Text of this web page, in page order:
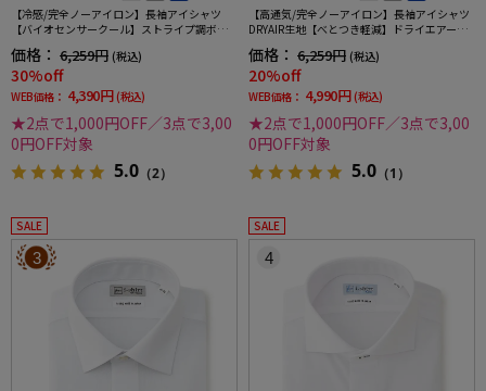
【冷感/完全ノーアイロン】長袖アイシャツ
【バイオセンサークール】ストライプ調ボタ
ンダウンストライプ形態安定ストレッチ防汚
効果吸汗速乾ワイシャツ春夏
価格： 6,259円 (税込)
30%off
WEB価格： 4,390円 (税込)
★2点で1,000円OFF／3点で3,00
0円OFF対象
5.0 （2）
【高通気/完全ノーアイロン】長袖アイシャツ
DRYAIR生地【べとつき軽減】ドライエアース
トライプ調セミワイド別布ストライプ形態安
定ストレッチ防汚効果吸汗速乾ワイシャツ春
夏
価格： 6,259円 (税込)
20%off
WEB価格： 4,990円 (税込)
★2点で1,000円OFF／3点で3,00
0円OFF対象
5.0 （1）
SALE
3
SALE
4